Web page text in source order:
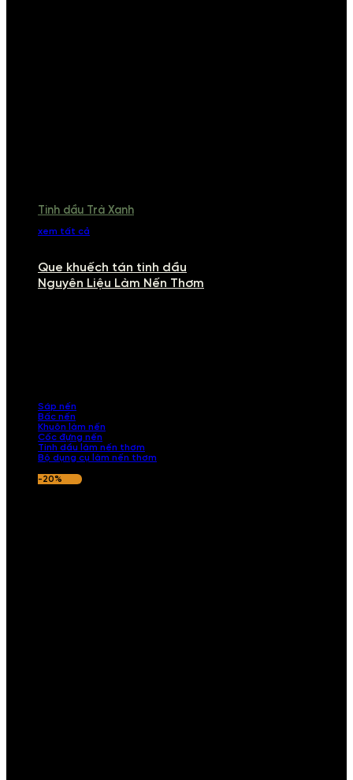
Tinh dầu Trà Xanh
xem tất cả
Que khuếch tán tinh dầu
Nguyên Liệu Làm Nến Thơm
Sáp nến
Bấc nến
Khuôn làm nến
Cốc đựng nến
Tinh dầu làm nến thơm
Bộ dụng cụ làm nến thơm
-20%